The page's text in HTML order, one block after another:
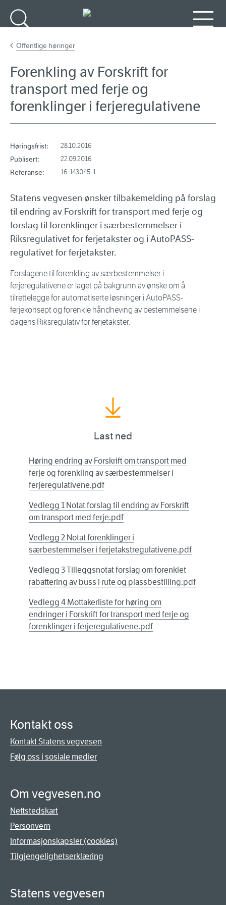
Offentlige høringer
Forenkling av Forskrift for
transport med ferje og
forenklinger i ferjeregulativene
Høringsfrist: 28.10.2016
Publisert: 22.09.2016
Referanse: 16-143045-1
Statens vegvesen ønsker tilbakemelding på forslag
til endring av Forskrift for transport med ferje og
forslag til forenklinger i særbestemmelser i
Riksregulativet for ferjetakster og i AutoPASS-
regulativet for ferjetakster.
Forslagene til forenkling av særbestemmelser i
ferjeregulativene er laget på bakgrunn av ønske om å
tilrettelegge for automatiserte løsninger i AutoPASS-
ferjekonsept og forenkle håndheving av bestemmelsene i
dagens Riksregulativ for ferjetakster.
Last ned
Høring endring av Forskrift om transport med
ferje og forenkling av særbestemmelser i
ferjeregulativene.pdf
Vedlegg 1 Notat forslag til endring av Forskrift
om transport med ferje.pdf
Vedlegg 2 Notat forenklinger i
særbestemmelser i ferjetakstregulativene.pdf
Vedlegg 3 Tilleggsnotat forslag om forenklet
rabattering av buss i rute og plassbestilling.pdf
Vedlegg 4 Mottakerliste for høring om
endringer i Forskrift for transport med ferje og
forenklinger i ferjeregulativene.pdf
Kontakt oss
Kontakt Statens vegvesen
Følg oss i sosiale medier
Om vegvesen.no
Nettstedskart
Personvern
Informasjonskapsler (cookies)
Tilgjengelighetserklæring
Statens vegvesen